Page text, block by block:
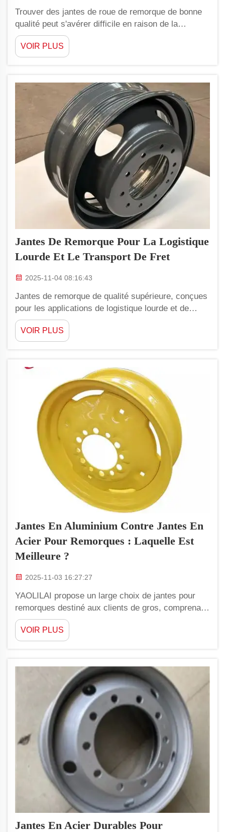
Trouver des jantes de roue de remorque de bonne
qualité peut s'avérer difficile en raison de la
multitude de choix disponibles sur le marché. Chez
YAOLILAI, nous accordons de l'importance à la
qualité et à une utilisation durable dans nos produits
marché...
VOIR PLUS
Jantes De Remorque Pour La Logistique
Lourde Et Le Transport De Fret
2025-11-04 08:16:43
Jantes de remorque de qualité supérieure, conçues
pour les applications de logistique lourde et de
transport de marchandises. La jante de remorque
haut de gamme YAOLILAI est une jante idéale pour
les applications commerciales de logistique lourde
VOIR PLUS
Jantes En Aluminium Contre Jantes En
Acier Pour Remorques : Laquelle Est
Meilleure ?
2025-11-03 16:27:27
YAOLILAI propose un large choix de jantes pour
remorques destiné aux clients de gros, comprenant
des modèles en aluminium et en acier. Lors du
choix entre des jantes en aluminium et en acier
pour remorques, de nombreux facteurs doivent être
convient le mieux...
VOIR PLUS
Jantes En Acier Durables Pour